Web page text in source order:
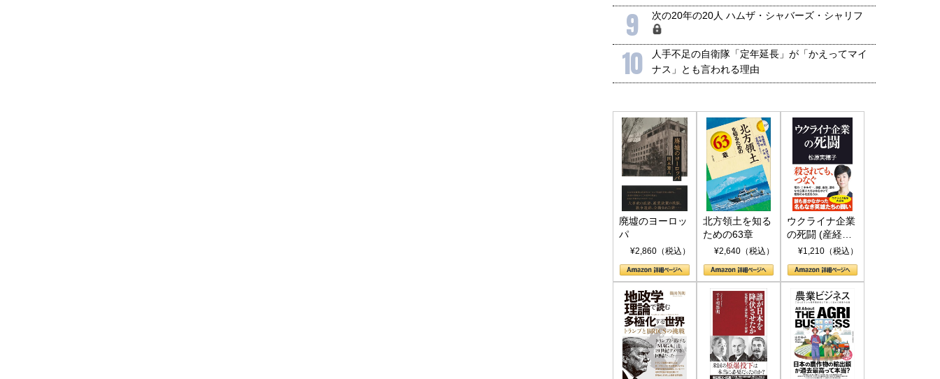
9 次の20年の20人 ハムザ・シャバーズ・シャリフ
10
人手不足の自衛隊「定年延長」が「かえってマイ
ナス」とも言われる理由
廃墟のヨーロッ
パ
¥2,860（税込）
北方領土を知る
ための63章
¥2,640（税込）
ウクライナ企業
の死闘 (産経セ
レクト S 039)
¥1,210（税込）